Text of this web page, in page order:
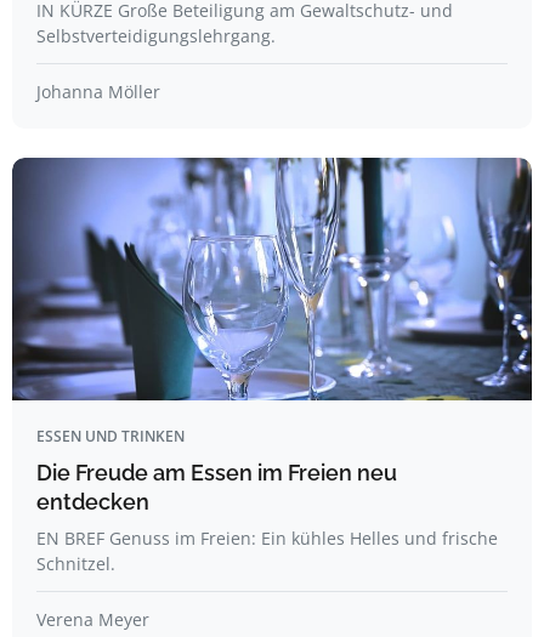
IN KÜRZE Große Beteiligung am Gewaltschutz- und
Selbstverteidigungslehrgang.
Johanna Möller
ESSEN UND TRINKEN
Die Freude am Essen im Freien neu
entdecken
EN BREF Genuss im Freien: Ein kühles Helles und frische
Schnitzel.
Verena Meyer